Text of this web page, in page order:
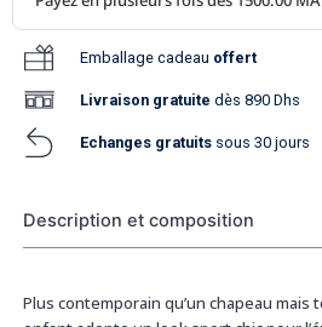
Emballage cadeau offert
Livraison gratuite dès 890 Dhs
Echanges gratuits sous 30 jours
Description et composition
Plus contemporain qu’un chapeau